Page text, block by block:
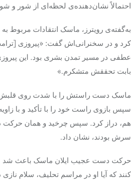
احتمالاً نشان‌دهنده‌ی لحظه‌ای از شور و
به‌گفته‌ی رویترز، ماسک انتقادات
کرد و در سخنرانی‌اش گفت: «پیروزی
عطفی در مسیر تمدن بشری بود. این
بابت تحققش متشکرم.»
ماسک دست راستش را با شدت روی قلبش
سپس بازوی راست خود را با تأکید و با
هم، دراز کرد. سپس چرخید و همان
سرش بودند، نشان داد.
حرکت دست عجیب ایلان ماسک باعث شد
کنند که آیا او در مراسم تحلیف، سلام